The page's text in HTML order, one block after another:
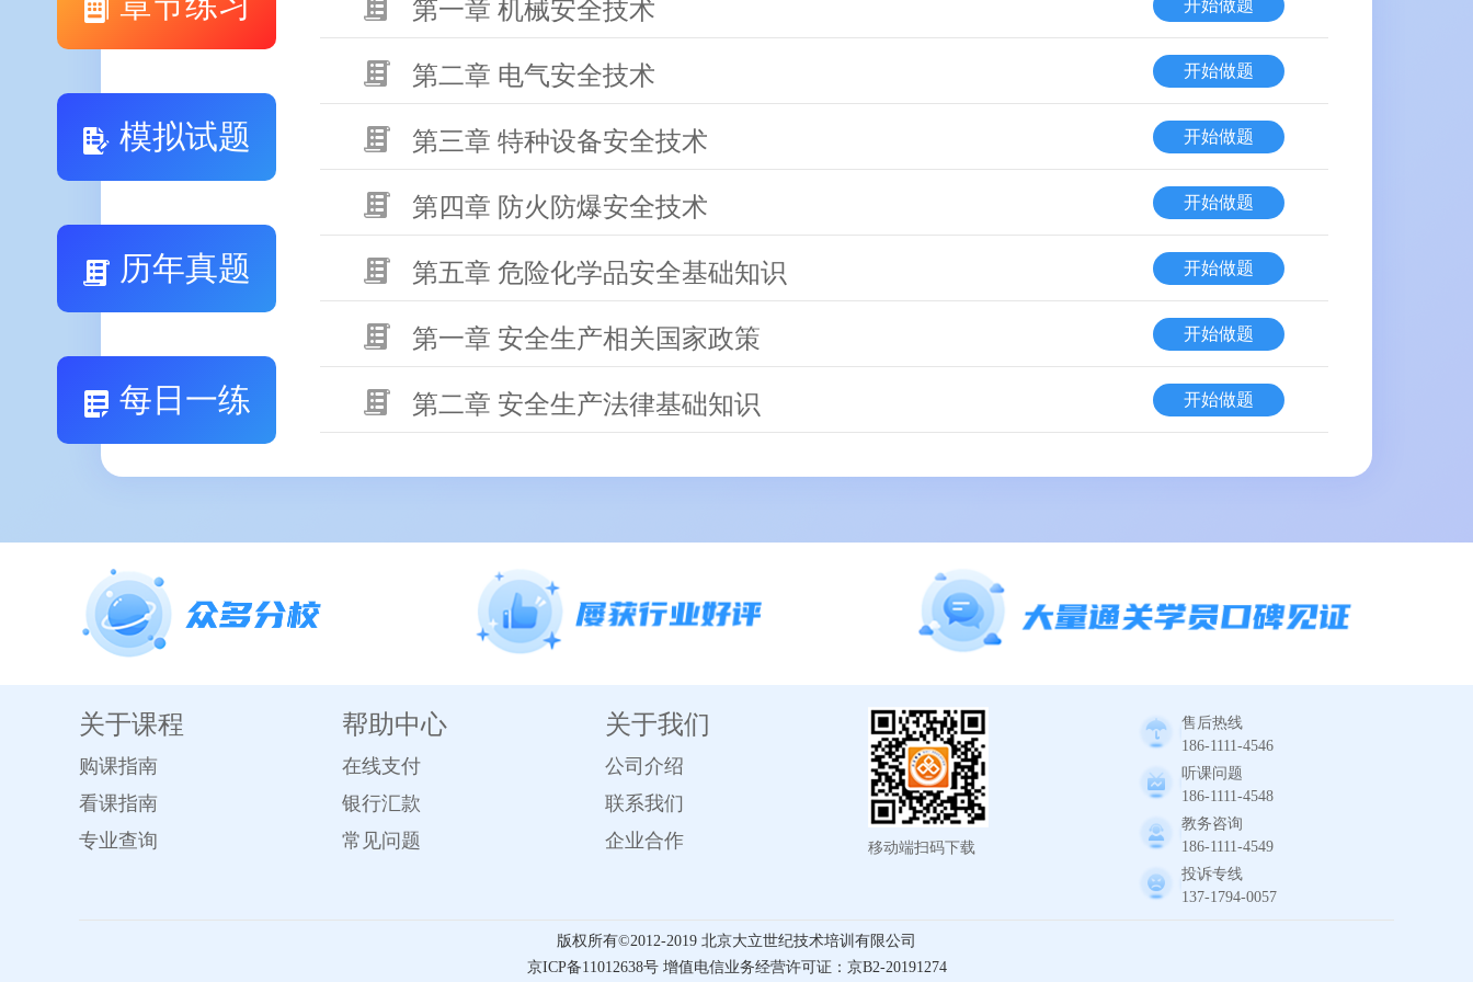
模拟试题
历年真题
每日一练
第一章 机械安全技术 开始做题
第二章 电气安全技术 开始做题
第三章 特种设备安全技术 开始做题
第四章 防火防爆安全技术 开始做题
第五章 危险化学品安全基础知识 开始做题
第一章 安全生产相关国家政策 开始做题
第二章 安全生产法律基础知识 开始做题
关于课程
购课指南
看课指南
专业查询
帮助中心
在线支付
银行汇款
常见问题
关于我们
公司介绍
联系我们
企业合作
移动端扫码下载
售后热线
186-1111-4546
听课问题
186-1111-4548
教务咨询
186-1111-4549
投诉专线
137-1794-0057
版权所有©️2012-2019 北京大立世纪技术培训有限公司
京ICP备11012638号 增值电信业务经营许可证：京B2-20191274